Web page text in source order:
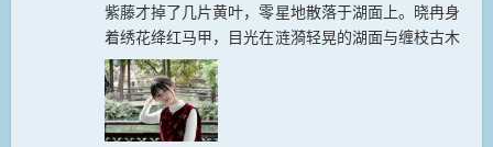
紫藤才掉了几片黄叶，零星地散落于湖面上。晓冉身
着绣花绛红马甲，目光在涟漪轻晃的湖面与缠枝古木
间流转。初冬的风掠过亭台，她却觉这景致里的清寂
恰到好处，黄叶...